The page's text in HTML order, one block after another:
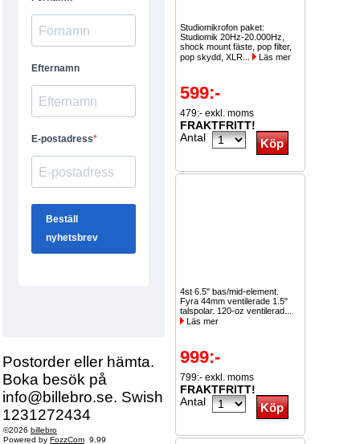
Postorder eller hämta.
Boka besök på
info@billebro.se. Swish
1231272434
©2026 billebro
Powered by FozzCom 9.99
Studiomikrofon paket:
Studiomik 20Hz-20.000Hz,
shock mount fäste, pop filter,
pop skydd, XLR...
Läs mer
599:-
479:- exkl. moms
FRAKTFRITT!
Antal
4st 6.5" bas/mid-element.
Fyra 44mm ventilerade 1.5"
talspolar. 120-oz ventilerad...
Läs mer
999:-
799:- exkl. moms
FRAKTFRITT!
Antal